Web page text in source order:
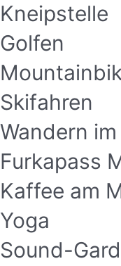
Kneipstelle
Golfen
Skifahren
Wandern
Furkapass
Kaffee am
Yoga
Sound-